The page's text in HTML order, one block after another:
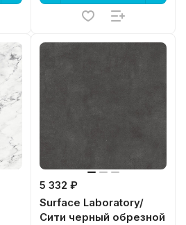
5 332 ₽
Surface Laboratory/
Сити черный обрезной